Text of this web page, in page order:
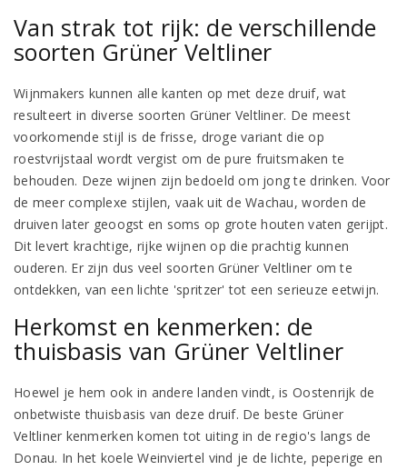
Van strak tot rijk: de verschillende
soorten Grüner Veltliner
Wijnmakers kunnen alle kanten op met deze druif, wat
resulteert in diverse soorten Grüner Veltliner. De meest
voorkomende stijl is de frisse, droge variant die op
roestvrijstaal wordt vergist om de pure fruitsmaken te
behouden. Deze wijnen zijn bedoeld om jong te drinken. Voor
de meer complexe stijlen, vaak uit de Wachau, worden de
druiven later geoogst en soms op grote houten vaten gerijpt.
Dit levert krachtige, rijke wijnen op die prachtig kunnen
ouderen. Er zijn dus veel soorten Grüner Veltliner om te
ontdekken, van een lichte 'spritzer' tot een serieuze eetwijn.
Herkomst en kenmerken: de
thuisbasis van Grüner Veltliner
Hoewel je hem ook in andere landen vindt, is Oostenrijk de
onbetwiste thuisbasis van deze druif. De beste Grüner
Veltliner kenmerken komen tot uiting in de regio's langs de
Donau. In het koele Weinviertel vind je de lichte, peperige en